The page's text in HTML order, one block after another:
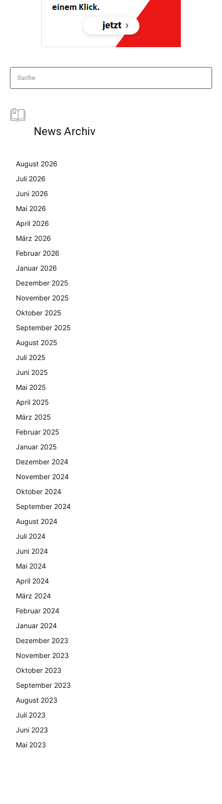
Suche
News Archiv
August 2026
Juli 2026
Juni 2026
Mai 2026
April 2026
März 2026
Februar 2026
Januar 2026
Dezember 2025
November 2025
Oktober 2025
September 2025
August 2025
Juli 2025
Juni 2025
Mai 2025
April 2025
März 2025
Februar 2025
Januar 2025
Dezember 2024
November 2024
Oktober 2024
September 2024
August 2024
Juli 2024
Juni 2024
Mai 2024
April 2024
März 2024
Februar 2024
Januar 2024
Dezember 2023
November 2023
Oktober 2023
September 2023
August 2023
Juli 2023
Juni 2023
Mai 2023